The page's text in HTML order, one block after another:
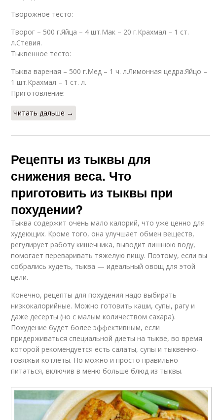
Творожное тесто:
Творог – 500 г.Яйца – 4 шт.Мак – 20 г.Крахмал – 1 ст.
л.Стевия.
Тыквенное тесто:
Тыква вареная – 500 г.Мед – 1 ч. л.Лимонная цедра.Яйцо –
1 шт.Крахмал – 1 ст. л.
Приготовление:
Читать дальше →
Рецепты из тыквы для
снижения веса. Что
приготовить из тыквы при
похудении?
Тыква содержит очень мало калорий, что уже ценно для
худеющих. Кроме того, она улучшает обмен веществ,
регулирует работу кишечника, выводит лишнюю воду,
помогает переваривать тяжелую пищу. Поэтому, если вы
собрались худеть, тыква — идеальный овощ для этой
цели.
Конечно, рецепты для похудения надо выбирать
низкокалорийные. Можно готовить каши, супы, рагу и
даже десерты (но с малым количеством сахара).
Похудение будет более эффективным, если
придерживаться специальной диеты на тыкве, во время
которой рекомендуется есть салаты, супы и тыквенно-
говяжьи котлеты. Но можно и просто правильно
питаться, включив в меню больше блюд из тыквы.